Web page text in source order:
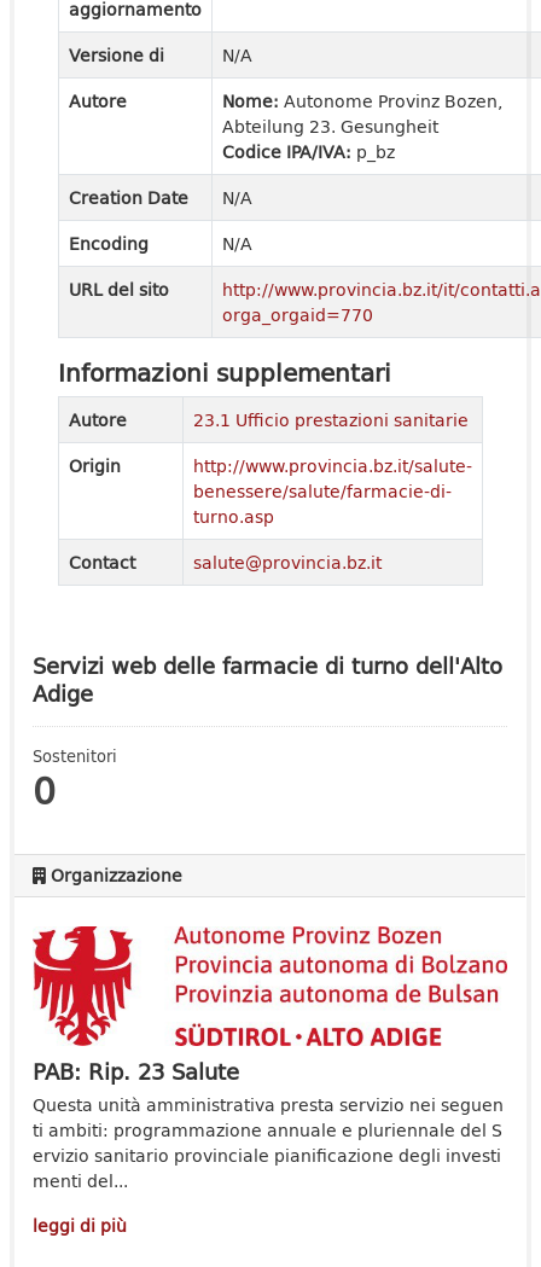
Servizi web delle farmacie di turno dell'Alto
Adige
Sostenitori
0
Organizzazione
PAB: Rip. 23 Salute
Questa unità amministrativa presta servizio nei seguen
ti ambiti: programmazione annuale e pluriennale del S
ervizio sanitario provinciale pianificazione degli investi
menti del...
leggi di più
aggiornamento
Versione di
N/A
Autore
Nome: Autonome Provinz Bozen,
Abteilung 23. Gesungheit
Codice IPA/IVA: p_bz
Creation Date
N/A
Encoding
N/A
URL del sito
http://www.provincia.bz.it/it/
orga_orgaid=770
Informazioni supplementari
Autore
23.1 Ufficio prestazioni sanitarie
Origin
http://www.provincia.bz.it/salute-
benessere/salute/farmacie-di-
turno.asp
Contact
salute@provincia.bz.it